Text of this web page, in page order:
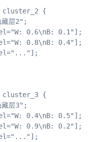
cluster_2 {
层2";
0.6\nB: 0.1"];
0.8\nB: 0.4"];
cluster_3 {
层3";
0.4\nB: 0.5"];
0.9\nB: 0.2"];